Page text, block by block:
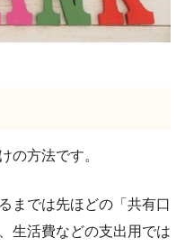
の方法です。
までは先ほどの「共有口
生活費などの支出用では